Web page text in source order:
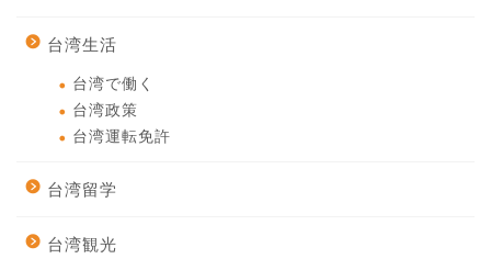
台湾生活
台湾で働く
台湾政策
台湾運転免許
台湾留学
台湾観光